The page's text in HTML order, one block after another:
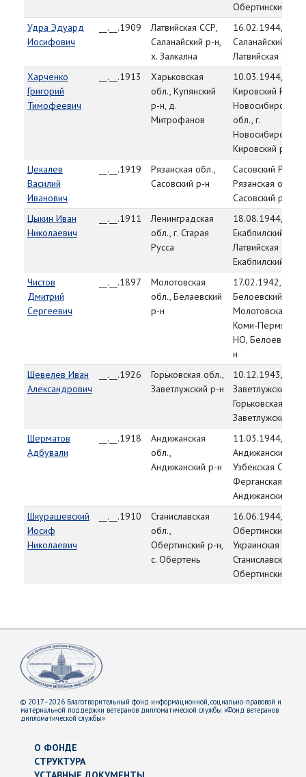
Обертинский р-н
Удра Эдуард
Иосифович
__.__.1909
Латвийская ССР,
Саланайский р-н,
х. Залкална
16.02.1944,
Саланайский РВК,
Латвийская ССР
Харченко
Григорий
Тимофеевич
__.__.1913
Харьковская
обл., Купянский
р-н, д.
Митрофанов
10.03.1944,
Кировский РВК,
Новосибирская
обл., г.
Новосибирск,
Кировский р-н
Цекалев
Василий
Иванович
__.__.1919
Рязанская обл.,
Сасовский р-н
Сасовский РВК,
Рязанская обл.,
Сасовский р-н
Цыкин Иван
Николаевич
__.__.1911
Ленинградская
обл., г. Старая
Русса
18.08.1944,
Екабпилский УВК,
Латвийская ССР,
Екабпилский
Чистов
Дмитрий
Сергеевич
__.__.1897
Молотовская
обл., Белаевский
р-н
17.02.1942,
Белоевский РВК,
Молотовская
Коми-Пермяцкий
НО, Белоевский
н
Шевелев Иван
Александрович
__.__.1926
Горьковская обл.,
Заветлужский р-н
10.12.1943,
Заветлужский
Горьковская обл.,
Заветлужский р-н
Шерматов
Адбували
__.__.1918
Андижанская
обл.,
Андижанский р-н
11.03.1944,
Андижанский
Узбекская ССР,
Ферганская обл.,
Андижанский р-н
Шкурашевский
Иосиф
Николаевич
__.__.1910
Станиславская
обл.,
Обертинский р-н,
с. Обертень
16.06.1944,
Обертинский
Украинская ССР,
Станиславская
Обертинский р-н
© 2017–2026 Благотворительный фонд информационной, социально-правовой и
материальной поддержки ветеранов дипломатической службы «Фонд ветеранов
дипломатической службы»
О ФОНДЕ
СТРУКТУРА